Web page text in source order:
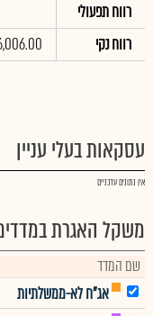
רווח תפעולי
רווח נקי
עסקאות בעלי עניין
אין נתונים עדכניים
משקל האגרת
שם המדד
אג"ח לא-ממשלתיות